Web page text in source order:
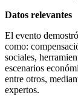
Datos relevantes
El evento
como:
sociales,
escenarios
entre otros,
expertos.